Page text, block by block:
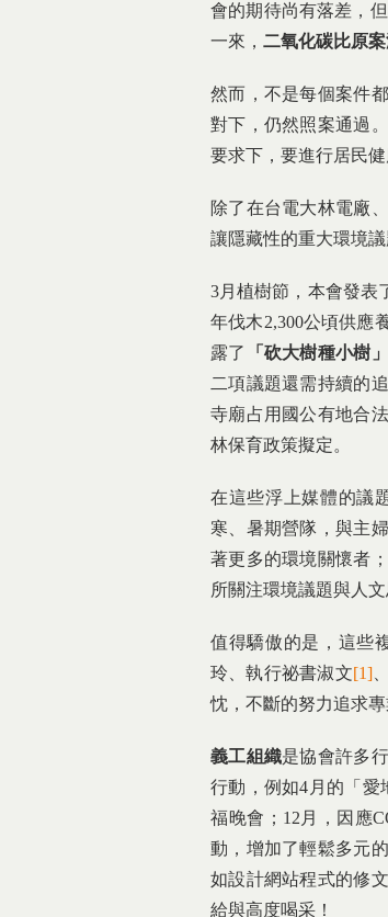
會的期待尚有落差，
一來， 二氧化碳比原
然而，不是每個案件
對下，仍然照案通過
要求下，要進行居民
除了在台電大林電廠
讓隱藏性的重大環境
3月植樹節，本會發表
年伐木2,300公頃供應
露了
「砍大樹種小樹」
二項議題還需持續的
寺廟占用國公有地合
林保育政策擬定。
在這些浮上媒體的議
寒、暑期營隊，與主
著更多的環境關懷者
所關注環境議題與人文
值得驕傲的是，這些
玲、執行祕書淑文[1]
忱，不斷的努力追求
義工組織是協會許多
行動，例如4月的「愛
福晚會；12月，因應
動，增加了輕鬆多元
如設計網站程式的修
給與高度喝采！